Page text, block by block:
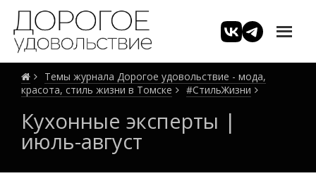
Темы журнала Дорогое удовольствие - мода,
красота, стиль жизни в Томске
#СтильЖизни
Кухонные эксперты |
июль-август